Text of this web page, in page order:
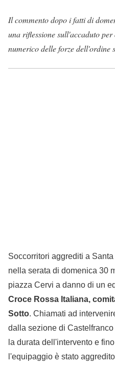
Il commento dopo i fatti di
una riflessione sull'accaduto
numerico delle forze dell'ordine
Soccorritori aggrediti a
nella serata di domenica 30
piazza Cervi a danno di un
Croce Rossa Italiana,
Sotto. Chiamati ad
dalla sezione di
la durata dell'intervento e
l'equipaggio è stato